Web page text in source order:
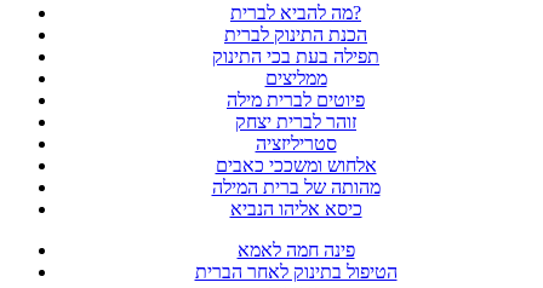
מה להביא לברית?
הכנת התינוק לברית
תפילה בעת בכי התינוק
ממליצים
פיוטים לברית מילה
זוהר לברית יצחק
סטריליזציה
אלחוש ומשככי כאבים
מהותה של ברית המילה
כיסא אליהו הנביא
פינה חמה לאמא
הטיפול בתינוק לאחר הברית